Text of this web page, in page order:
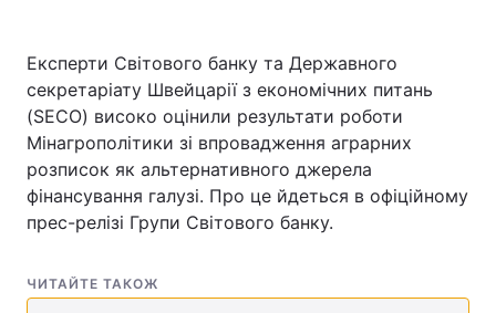
Головна Війна
Україна Політика
Спорт Наука
Експерти Світового банку та Державного
секретаріату Швейцарії з економічних питань
(SECO) високо оцінили результати роботи
Мінагрополітики зі впровадження аграрних
розписок як альтернативного джерела
фінансування галузі. Про це йдеться в офіційному
прес-релізі Групи Світового банку.
ЧИТАЙТЕ ТАКОЖ